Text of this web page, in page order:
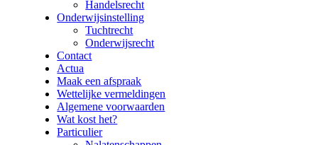
Handelsrecht
Onderwijsinstelling
Tuchtrecht
Onderwijsrecht
Contact
Actua
Maak een afspraak
Wettelijke vermeldingen
Algemene voorwaarden
Wat kost het?
Particulier